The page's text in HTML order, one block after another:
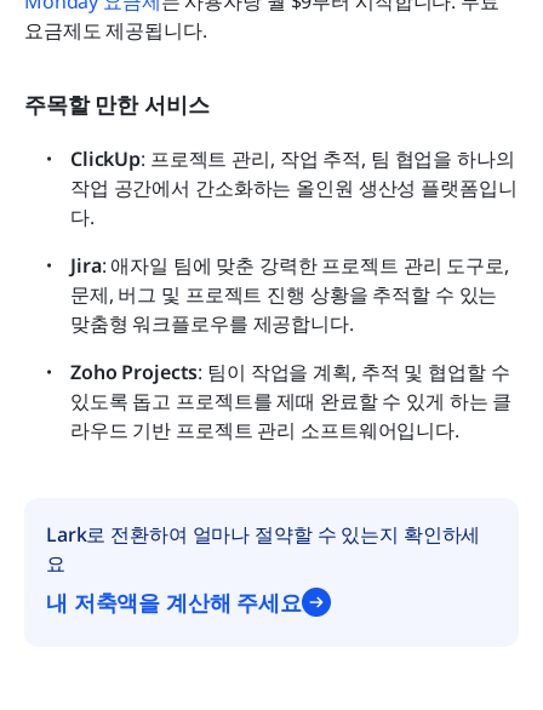
요금제도 제공됩니다.
주목할 만한 서비스
ClickUp: 프로젝트 관리, 작업 추적, 팀 협업을 하나의
작업 공간에서 간소화하는 올인원 생산성 플랫폼입니
다.
Jira: 애자일 팀에 맞춘 강력한 프로젝트 관리 도구로,
문제, 버그 및 프로젝트 진행 상황을 추적할 수 있는
맞춤형 워크플로우를 제공합니다.
Zoho Projects: 팀이 작업을 계획, 추적 및 협업할 수
있도록 돕고 프로젝트를 제때 완료할 수 있게 하는 클
라우드 기반 프로젝트 관리 소프트웨어입니다.
Lark로 전환하여 얼마나 절약할 수 있는지 확인하세
요
내 저축액을 계산해 주세요